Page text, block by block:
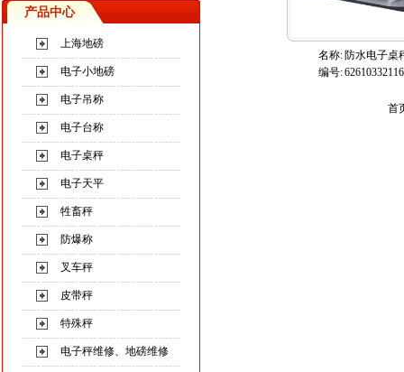
产品中心
上海地磅
电子小地磅
电子吊称
电子台称
电子桌秤
电子天平
牲畜秤
防爆称
叉车秤
皮带秤
特殊秤
电子秤维修、地磅维修
名称: 防水电子桌
编号:62610332116
首